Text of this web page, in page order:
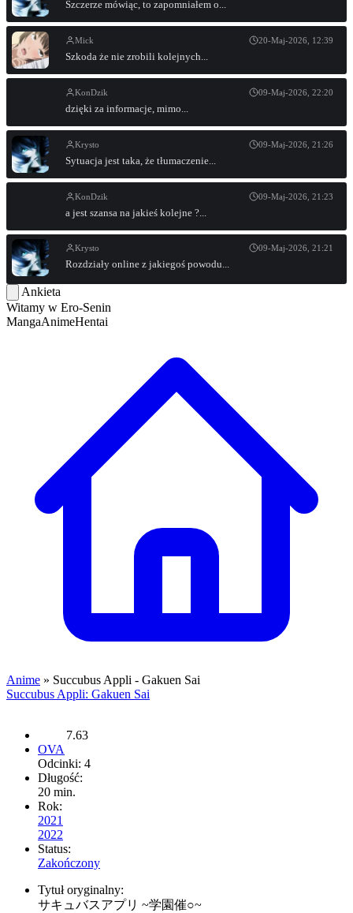
Szczerze mówiąc, to zapomniałem o...
Mick 20-Maj-2026, 12:39
Szkoda że nie zrobili kolejnych...
KonDzik 09-Maj-2026, 22:20
dzięki za informacje, mimo...
Krysto 09-Maj-2026, 21:26
Sytuacja jest taka, że tłumaczenie...
KonDzik 09-Maj-2026, 21:23
a jest szansa na jakieś kolejne ?...
Krysto 09-Maj-2026, 21:21
Rozdziały online z jakiegoś powodu...
Ankieta
Witamy w Ero-Senin
MangaAnimeHentai
Anime » Succubus Appli - Gakuen Sai
Succubus Appli: Gakuen Sai
7.63
OVA
Odcinki: 4
Długość:
20 min.
Rok:
2021
2022
Status:
Zakończony
Tytuł oryginalny:
サキュバスアプリ ~学園催○~